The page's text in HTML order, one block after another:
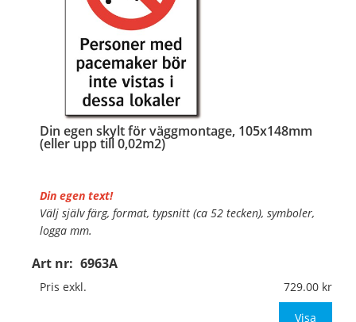
Din egen skylt för väggmontage, 105x148mm
(eller upp till 0,02m2)
Art nr: 6963A
Din egen text!
Välj själv färg, format, typsnitt (ca 52 tecken), symboler,
logga mm.
Material:Plan aluminium, 0,7mm (väggmontage)
Mått:105x148mm (eller annat mått upp till 0,02m²)
Pris exkl. 729.00
Visa